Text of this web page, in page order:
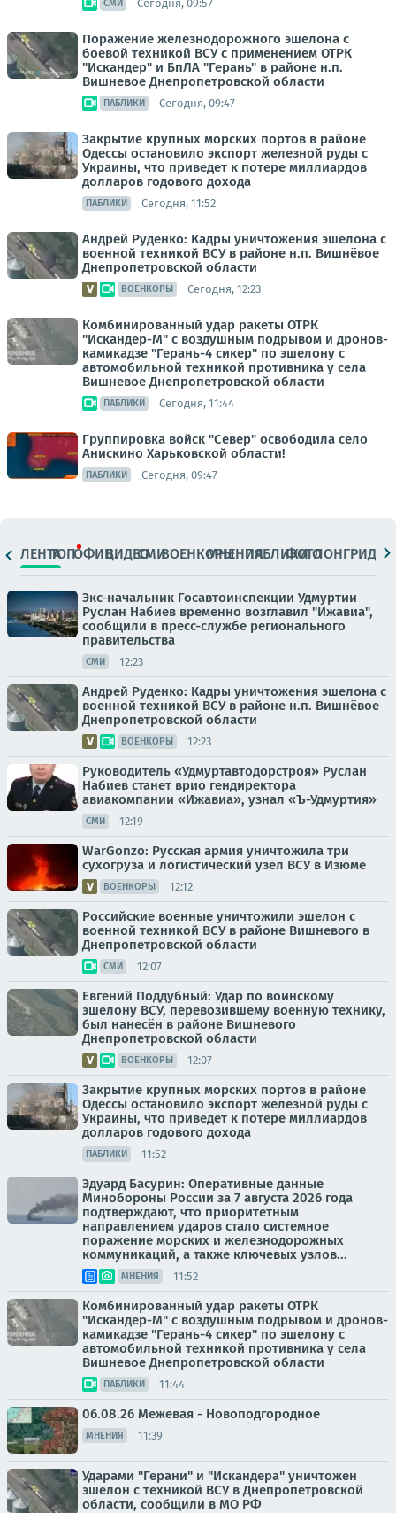
СМИ Сегодня, 09:57
Поражение железнодорожного эшелона с
боевой техникой ВСУ с применением ОТРК
"Искандер" и БпЛА "Герань" в районе н.п.
Вишневое Днепропетровской области
ПАБЛИКИ Сегодня, 09:47
Закрытие крупных морских портов в районе
Одессы остановило экспорт железной руды с
Украины, что приведет к потере миллиардов
долларов годового дохода
ПАБЛИКИ Сегодня, 11:52
Андрей Руденко: Кадры уничтожения эшелона с
военной техникой ВСУ в районе н.п. Вишнёвое
Днепропетровской области
ВОЕНКОРЫ Сегодня, 12:23
Комбинированный удар ракеты ОТРК
"Искандер-М" с воздушным подрывом и дронов-
камикадзе "Герань-4 сикер" по эшелону с
автомобильной техникой противника у села
Вишневое Днепропетровской области
ПАБЛИКИ Сегодня, 11:44
Группировка войск "Север" освободила село
Анискино Харьковской области!
ПАБЛИКИ Сегодня, 09:47
ЛЕНТАТОПОФИЦ.ВИДЕОСМИВОЕНКОРЫМНЕНИЯПАБЛИКИ
ФОТОЛОНГРИДЫ
Экс-начальник Госавтоинспекции Удмуртии
Руслан Набиев временно возглавил "Ижавиа",
сообщили в пресс-службе регионального
правительства
СМИ 12:23
Андрей Руденко: Кадры уничтожения эшелона с
военной техникой ВСУ в районе н.п. Вишнёвое
Днепропетровской области
ВОЕНКОРЫ 12:23
Руководитель «Удмуртавтодорстроя» Руслан
Набиев станет врио гендиректора
авиакомпании «Ижавиа», узнал «Ъ-Удмуртия»
СМИ 12:19
WarGonzo: Русская армия уничтожила три
сухогруза и логистический узел ВСУ в Изюме
ВОЕНКОРЫ 12:12
Российские военные уничтожили эшелон с
военной техникой ВСУ в районе Вишневого в
Днепропетровской области
СМИ 12:07
Евгений Поддубный: Удар по воинскому
эшелону ВСУ, перевозившему военную технику,
был нанесён в районе Вишневого
Днепропетровской области
ВОЕНКОРЫ 12:07
Закрытие крупных морских портов в районе
Одессы остановило экспорт железной руды с
Украины, что приведет к потере миллиардов
долларов годового дохода
ПАБЛИКИ 11:52
Эдуард Басурин: Оперативные данные
Минобороны России за 7 августа 2026 года
подтверждают, что приоритетным
направлением ударов стало системное
поражение морских и железнодорожных
коммуникаций, а также ключевых узлов...
МНЕНИЯ 11:52
Комбинированный удар ракеты ОТРК
"Искандер-М" с воздушным подрывом и дронов-
камикадзе "Герань-4 сикер" по эшелону с
автомобильной техникой противника у села
Вишневое Днепропетровской области
ПАБЛИКИ 11:44
06.08.26 Межевая - Новоподгородное
МНЕНИЯ 11:39
Ударами "Герани" и "Искандера" уничтожен
эшелон с техникой ВСУ в Днепропетровской
области, сообщили в МО РФ